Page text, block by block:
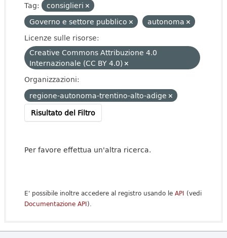
Tag:
consiglieri
Governo e settore pubblico
autonoma
Licenze sulle risorse:
Creative Commons Attribuzione 4.0
Internazionale (CC BY 4.0)
Organizzazioni:
regione-autonoma-trentino-alto-adige
Risultato del Filtro
Per favore effettua un'altra ricerca.
E' possibile inoltre accedere al registro usando le API (vedi
Documentazione API).